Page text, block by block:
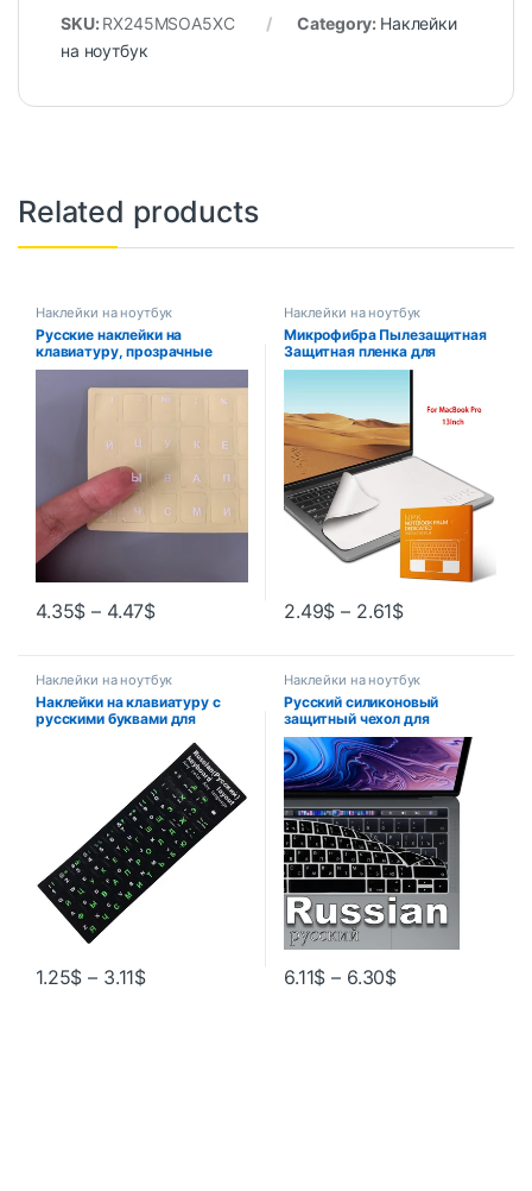
SKU: RX245MSOA5XC Category: Наклейки
на ноутбук
Related products
Наклейки на ноутбук
Русские наклейки на
клавиатуру, прозрачные
пастерные бирки, сильная
вязкость, крышка
клавиатуры, алфавитная
буквами, водонепроницаемая
4.35$ – 4.47$
Наклейки на ноутбук
Микрофибра Пылезащитная
Защитная пленка для
ноутбука, одеяла для
MacBook Pro 13/15/16
дюймов
2.49$ – 2.61$
Наклейки на ноутбук
Наклейки на клавиатуру с
русскими буквами для
настольного компьютера,
чехлы на клавиатуру,
наклейки в России
1.25$ – 3.11$
Наклейки на ноутбук
Русский силиконовый
защитный чехол для
клавиатуры Macbook
air13/12/15/16pro, сенсорная
панель
A1706/A1466/A2941/A1990/
A1398/A2289A1932/A2141
6.11$ – 6.30$